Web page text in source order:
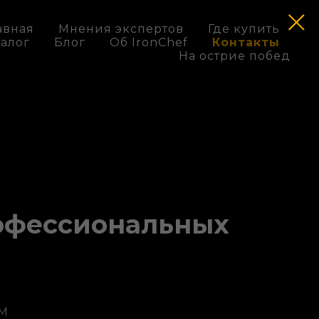
Мнения экспертов
Где купить
Блог Об IronChef
Контакты
На острие побед